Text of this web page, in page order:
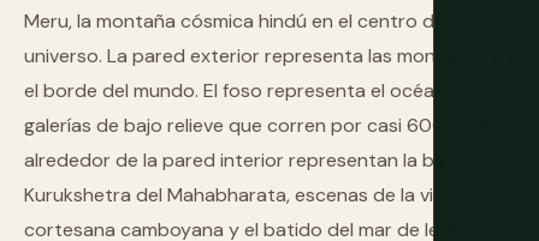
Meru, la montaña cósmica hindú en el centro del
universo. La pared exterior representa las montañas en
el borde del mundo. El foso representa el océano. Las
galerías de bajo relieve que corren por casi 600 metros
alrededor de la pared interior representan la batalla de
Kurukshetra del Mahabharata, escenas de la vida
cortesana camboyana y el batido del mar de leche de